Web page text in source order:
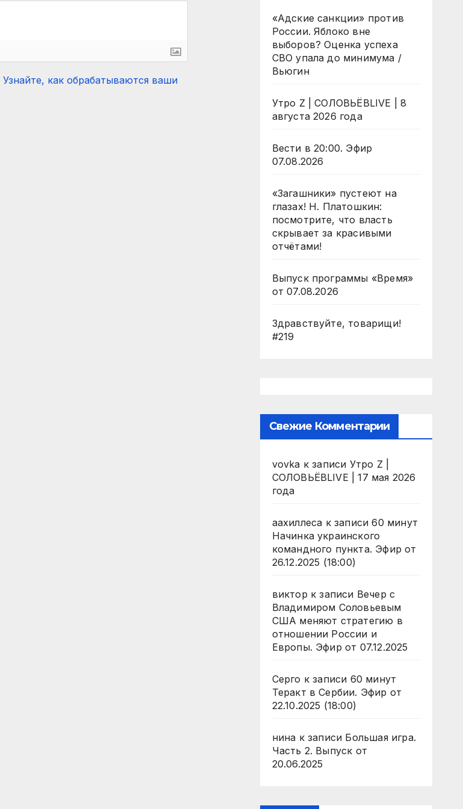
Узнайте, как обрабатываются ваши
«Адские санкции» против
России. Яблоко вне
выборов? Оценка успеха
СВО упала до минимума /
Вьюгин
Утро Z | СОЛОВЬЁВLIVE | 8
августа 2026 года
Вести в 20:00. Эфир
07.08.2026
«Загашники» пустеют на
глазах! Н. Платошкин:
посмотрите, что власть
скрывает за красивыми
отчётами!
Выпуск программы «Время»
от 07.08.2026
Здравствуйте, товарищи!
#219
Свежие Комментарии
vovka к записи Утро Z |
СОЛОВЬЁВLIVE | 17 мая 2026
года
аахиллеса к записи60 минут
Начинка украинского
командного пункта. Эфир от
26.12.2025 (18:00)
виктор к записи Вечер с
Владимиром Соловьевым
США меняют стратегию в
отношении России и
Европы. Эфир от 07.12.2025
Серго к записи 60 минут
Теракт в Сербии. Эфир от
22.10.2025 (18:00)
нина к записи Большая игра.
Часть 2. Выпуск от
20.06.2025